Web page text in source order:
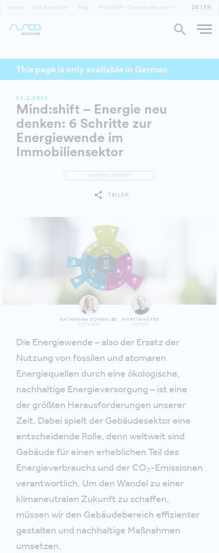
Home Our Expertise Blog Mind:shift - Energie neu denken DE EN
This page is only available in German.
21.2.2025
Mind:shift – Energie neu
denken: 6 Schritte zur
Energiewende im
Immobiliensektor
NACHHALTIGKEIT
TEILEN
KATHARINA SCHWALBE
AUTORIN
MARTIN KÄFER
AUTOR
Die Energiewende – also der Ersatz der
Nutzung von fossilen und atomaren
Energiequellen durch eine ökologische,
nachhaltige Energieversorgung – ist eine
der größten Herausforderungen unserer
Zeit. Dabei spielt der Gebäudesektor eine
entscheidende Rolle, denn weltweit sind
Gebäude für einen erheblichen Teil des
Energieverbrauchs und der CO₂-Emissionen
verantwortlich. Um den Wandel zu einer
klimaneutralen Zukunft zu schaffen,
müssen wir den Gebäudebereich effizienter
gestalten und nachhaltige Maßnahmen
umsetzen.